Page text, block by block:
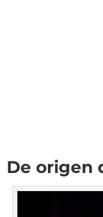
De origen